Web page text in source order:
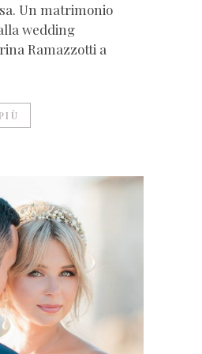
Un matrimonio
wedding
Ramazzotti a